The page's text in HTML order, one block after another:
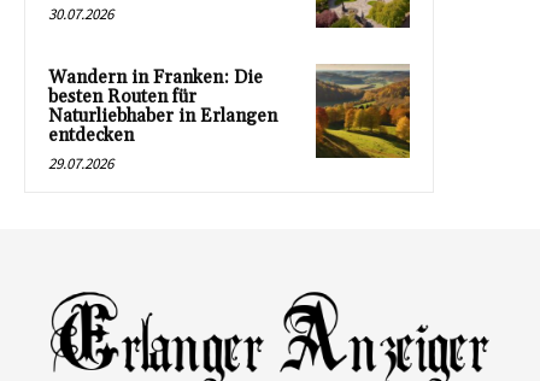
30.07.2026
Wandern in Franken: Die
besten Routen für
Naturliebhaber in Erlangen
entdecken
29.07.2026